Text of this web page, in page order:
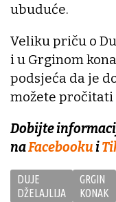
ubuduće.
Veliku priču o
i u Grginom
podsjeća da je
možete pročitati
Dobijte
naFacebookui
DUJE
DŽELAJLIJA
GRGIN
KONAK